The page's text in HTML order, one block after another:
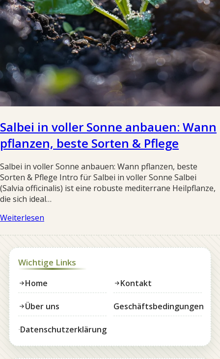
Salbei in voller Sonne anbauen: Wann
pflanzen, beste Sorten & Pflege
Salbei in voller Sonne anbauen: Wann pflanzen, beste
Sorten & Pflege Intro für Salbei in voller Sonne Salbei
(Salvia officinalis) ist eine robuste mediterrane Heilpflanze,
die sich ideal…
Weiterlesen
Wichtige Links
Home Kontakt
Über uns Geschäftsbedingungen
Datenschutzerklärung